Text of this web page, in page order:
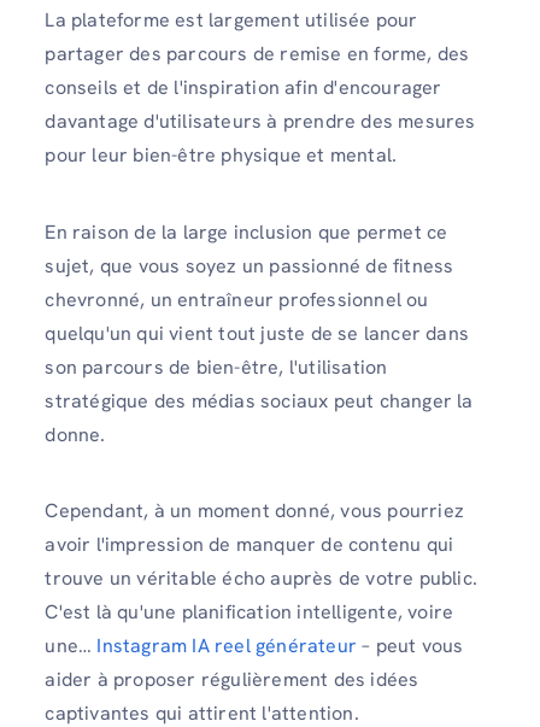
La plateforme est largement utilisée pour
partager des parcours de remise en forme, des
conseils et de l'inspiration afin d'encourager
davantage d'utilisateurs à prendre des mesures
pour leur bien-être physique et mental.
En raison de la large inclusion que permet ce
sujet, que vous soyez un passionné de fitness
chevronné, un entraîneur professionnel ou
quelqu'un qui vient tout juste de se lancer dans
son parcours de bien-être, l'utilisation
stratégique des médias sociaux peut changer la
donne.
Cependant, à un moment donné, vous pourriez
avoir l'impression de manquer de contenu qui
trouve un véritable écho auprès de votre public.
C'est là qu'une planification intelligente, voire
une… Instagram IA reel générateur – peut vous
aider à proposer régulièrement des idées
captivantes qui attirent l'attention.